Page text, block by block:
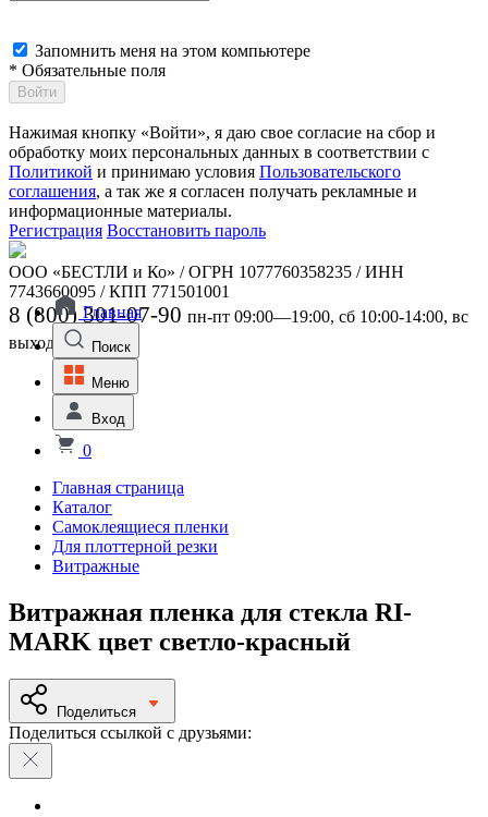
Запомнить меня на этом компьютере
* Обязательные поля
Войти
Нажимая кнопку «Войти», я даю свое согласие на сбор и
обработку моих персональных данных в соответствии с
Политикой и принимаю условия Пользовательского
соглашения, а так же я согласен получать рекламные и
информационные материалы.
Регистрация Восстановить пароль
ООО «БЕСТЛИ и Ко» / ОГРН 1077760358235 / ИНН
7743660095 / КПП 771501001
8 (800) 301-07-90 пн-пт 09:00—19:00, сб 10:00-14:00, вс
выходной
Главная
Поиск
Меню
Вход
0
Главная страница
Каталог
Самоклеящиеся пленки
Для плоттерной резки
Витражные
Витражная пленка для стекла RI-
MARK цвет светло-красный
Поделиться
Поделиться ссылкой с друзьями: